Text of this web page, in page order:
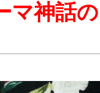
マ神話